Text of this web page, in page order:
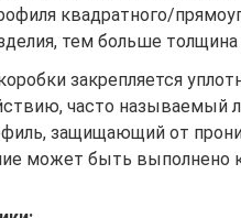
квадратного/
тем больше
закрепляется
часто называемый
защищающий от
может быть выполнено